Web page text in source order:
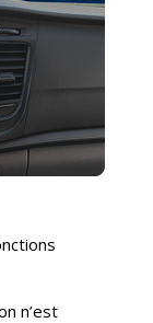
n’est